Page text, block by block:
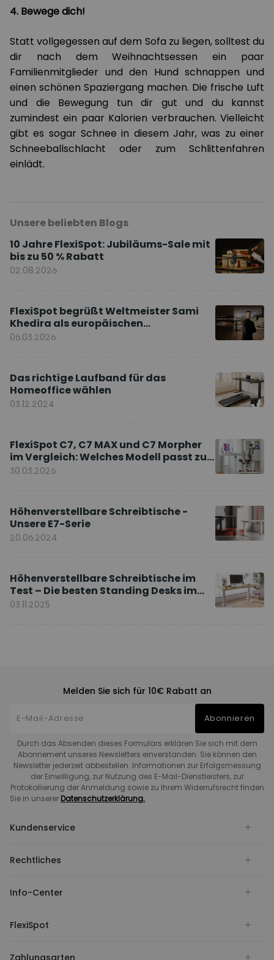
4. Bewege dich!
Statt vollgegessen auf dem Sofa zu liegen, solltest du
dir nach dem Weihnachtsessen ein paar
Familienmitglieder und den Hund schnappen und
einen schönen Spaziergang machen. Die frische Luft
und die Bewegung tun dir gut und du kannst
zumindest ein paar Kalorien verbrauchen. Vielleicht
gibt es sogar Schnee in diesem Jahr, was zu einer
Schneeballschlacht oder zum Schlittenfahren
einlädt.
Unsere beliebten Blogs
10 Jahre FlexiSpot: Jubiläums-Sale mit
bis zu 50 % Rabatt
02.08.2026
FlexiSpot begrüßt Weltmeister Sami
Khedira als europäischen
Markenbotschafter
06.03.2026
Das richtige Laufband für das
Homeoffice wählen
03.12.2024
FlexiSpot C7, C7 MAX und C7 Morpher
im Vergleich: Welches Modell passt zu
Ihnen?
30.03.2026
Höhenverstellbare Schreibtische -
Unsere E7-Serie
20.06.2024
Höhenverstellbare Schreibtische im
Test – Die besten Standing Desks im
Vergleich
03.11.2025
Melden Sie sich für 10€ Rabatt an
Abonnieren
Durch das Absenden dieses Formulars erklären Sie sich mit dem
Abonnement unseres Newsletters einverstanden. Sie können den
Newsletter jederzeit abbestellen. Informationen zur Erfolgsmessung
der Einwilligung, zur Nutzung des E-Mail-Dienstleisters, zur
Protokollierung der Anmeldung sowie zu Ihrem Widerrufsrecht finden
Sie in unserer Datenschutzerklärung.
Kundenservice
Rechtliches
Info-Center
FlexiSpot
Zahlungsarten